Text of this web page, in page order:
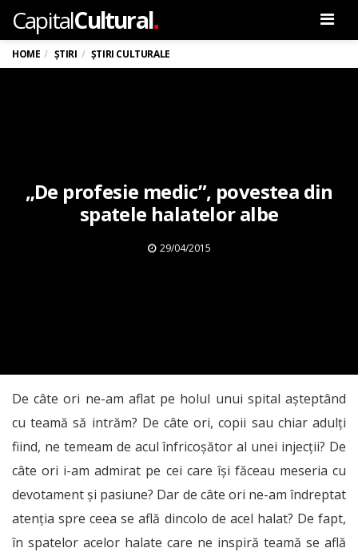
CapitalCultural.
HOME ȘTIRI ȘTIRI CULTURALE
„De profesie medic”, povestea din
spatele halatelor albe
29/04/2015
De câte ori ne-am aflat pe holul unui spital așteptând
cu teamă să intrăm? De câte ori, copii sau chiar adulți
fiind, ne temeam de acul înfricoșător al unei injecții? De
câte ori i-am admirat pe cei care își făceau meseria cu
devotament și pasiune? Dar de câte ori ne-am îndreptat
atenția spre ceea se află dincolo de acel halat? De fapt,
în spatelor acelor halate care ne inspiră teamă se află